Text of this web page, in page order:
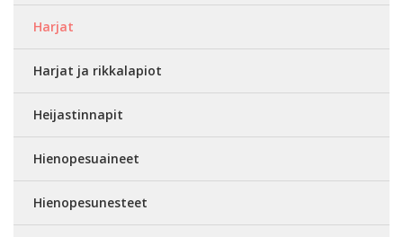
Harjat
Harjat ja rikkalapiot
Heijastinnapit
Hienopesuaineet
Hienopesunesteet